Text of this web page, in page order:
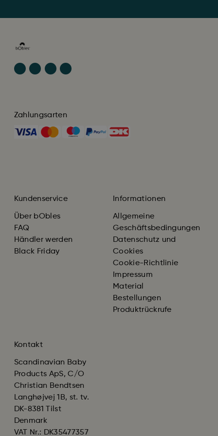
Zahlungsarten
Kundenservice
Über bObles
FAQ
Händler werden
Black Friday
Informationen
Allgemeine
Geschäftsbedingungen
Datenschutz und
Cookies
Cookie-Richtlinie
Impressum
Material
Bestellungen
Produktrückrufe
Kontakt
Scandinavian Baby
Products ApS, C/O
Christian Bendtsen
Langhøjvej 1B, st. tv.
DK-8381 Tilst
Denmark
VAT Nr.: DK35477357